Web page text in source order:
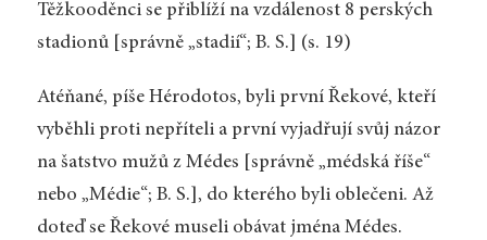
Těžkooděnci se přiblíží na vzdálenost 8 perských
stadionů [správně „stadií“; B. S.] (s. 19)
Atéňané, píše Hérodotos, byli první Řekové, kteří
vyběhli proti nepříteli a první vyjadřují svůj názor
na šatstvo mužů z Médes [správně „médská říše“
nebo „Médie“; B. S.], do kterého byli oblečeni. Až
doteď se Řekové museli obávat jména Médes.